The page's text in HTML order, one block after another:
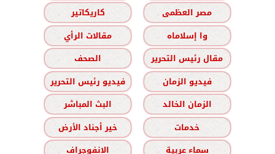
مصر العظمى
كاريكاتير
وا إسلاماه
مقالات الرأي
مقال رئيس التحرير
الصحف
فيديو الزمان
فيديو رئيس التحرير
الزمان الخالد
البث المباشر
خدمات
خير أجناد الأرض
سماء عربية
الانفوجراف